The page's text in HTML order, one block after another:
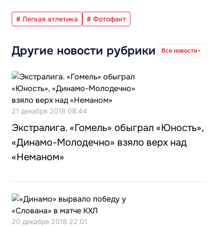
# Легкая атлетика # Фотофакт
Другие новости рубрики Все новости
21 декабря 2018 08:44
Экстралига. «Гомель» обыграл «Юность»,
«Динамо-Молодечно» взяло верх над
«Неманом»
20 декабря 2018 22:01